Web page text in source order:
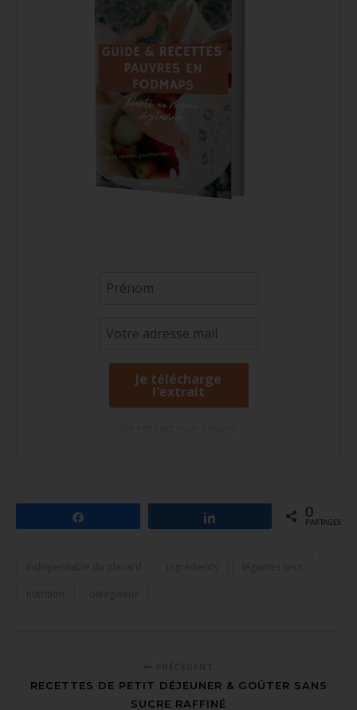
0
PARTAGES
RECETTES DE PETIT DÉJEUNER & GOÛTER SANS
SUCRE RAFFINÉ